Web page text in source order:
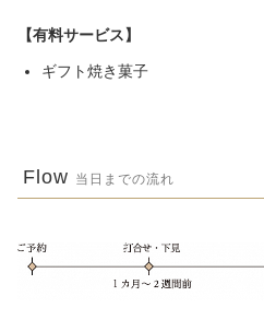
【有料サービス】
ギフト焼き菓子
Flow 当日までの流れ